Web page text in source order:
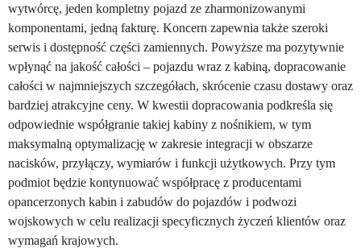
wytwórcę, jeden kompletny pojazd ze zharmonizowanymi
komponentami, jedną fakturę. Koncern zapewnia także szeroki
serwis i dostępność części zamiennych. Powyższe ma pozytywnie
wpłynąć na jakość całości – pojazdu wraz z kabiną, dopracowanie
całości w najmniejszych szczegółach, skrócenie czasu dostawy oraz
bardziej atrakcyjne ceny. W kwestii dopracowania podkreśla się
odpowiednie współgranie takiej kabiny z nośnikiem, w tym
maksymalną optymalizację w zakresie integracji w obszarze
nacisków, przyłączy, wymiarów i funkcji użytkowych. Przy tym
podmiot będzie kontynuować współpracę z producentami
opancerzonych kabin i zabudów do pojazdów i podwozi
wojskowych w celu realizacji specyficznych życzeń klientów oraz
wymagań krajowych.